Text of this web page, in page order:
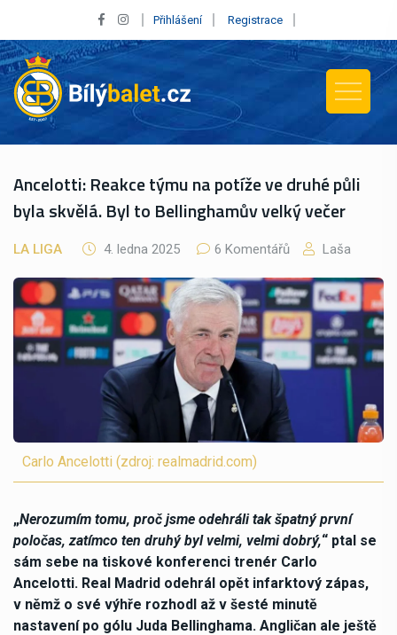
Přihlášení Registrace
Ancelotti: Reakce týmu na potíže ve druhé půli
byla skvělá. Byl to Bellinghamův velký večer
LA LIGA 4. ledna 2025 6 Komentářů Laša
Carlo Ancelotti (zdroj: realmadrid.com)
„Nerozumím tomu, proč jsme odehráli tak špatný první
poločas, zatímco ten druhý byl velmi, velmi dobrý,“ ptal se
sám sebe na tiskové konferenci trenér Carlo
Ancelotti. Real Madrid odehrál opět infarktový zápas,
v němž o své výhře rozhodl až v šesté minutě
nastavení po gólu Juda Bellinghama. Angličan ale ještě